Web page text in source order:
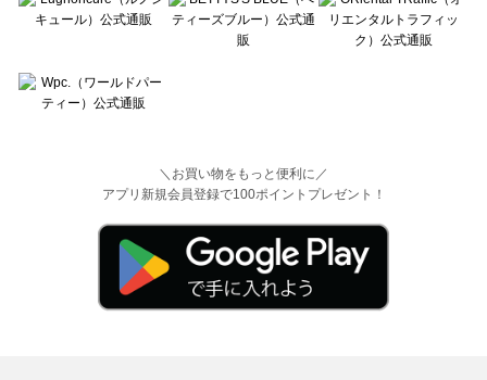
＼お買い物をもっと便利に／
アプリ新規会員登録で100ポイントプレゼント！